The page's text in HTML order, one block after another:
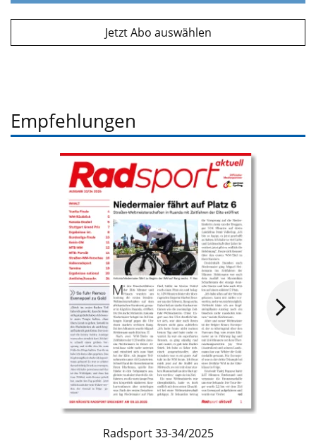
Jetzt Abo auswählen
Empfehlungen
Radsport 33-34/2025